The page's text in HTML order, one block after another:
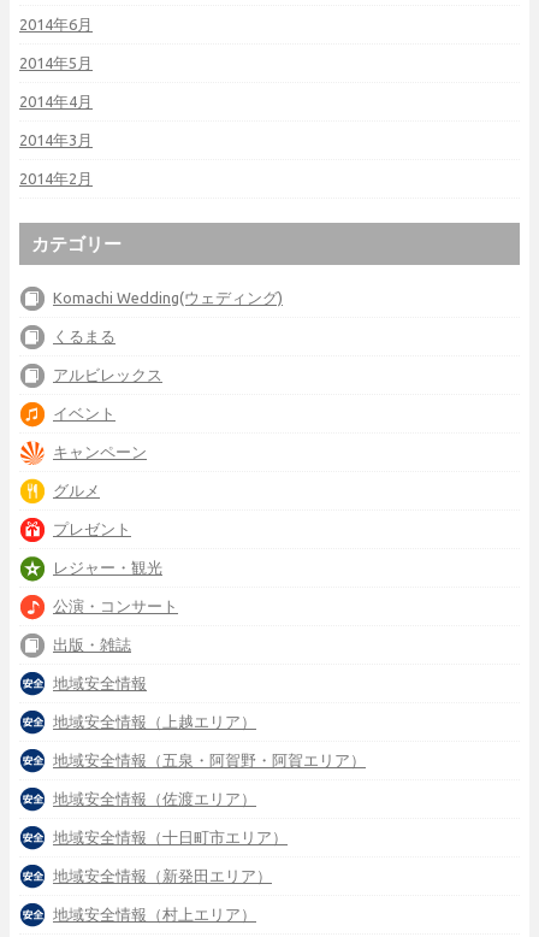
2014年6月
2014年5月
2014年4月
2014年3月
2014年2月
カテゴリー
Komachi Wedding(ウェディング)
くるまる
アルビレックス
イベント
キャンペーン
グルメ
プレゼント
レジャー・観光
公演・コンサート
出版・雑誌
地域安全情報
地域安全情報（上越エリア）
地域安全情報（五泉・阿賀野・阿賀エリア）
地域安全情報（佐渡エリア）
地域安全情報（十日町市エリア）
地域安全情報（新発田エリア）
地域安全情報（村上エリア）